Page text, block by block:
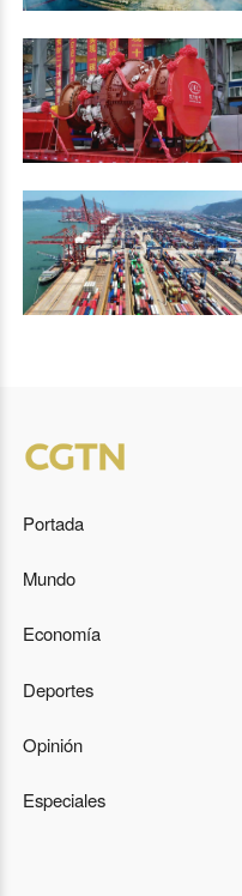
Portada
Mundo
Economía
Deportes
Opinión
Especiales